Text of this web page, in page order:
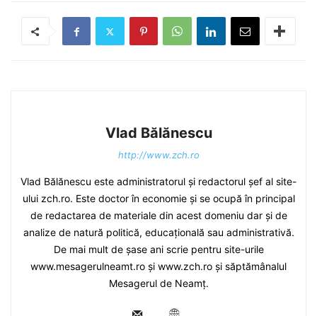
Vlad Bălănescu
http://www.zch.ro
Vlad Bălănescu este administratorul și redactorul șef al site-
ului zch.ro. Este doctor în economie și se ocupă în principal
de redactarea de materiale din acest domeniu dar și de
analize de natură politică, educațională sau administrativă.
De mai mult de șase ani scrie pentru site-urile
www.mesagerulneamt.ro și www.zch.ro și săptămânalul
Mesagerul de Neamț.